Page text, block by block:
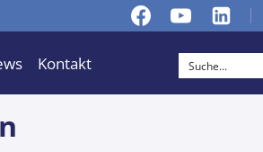
Kontakt